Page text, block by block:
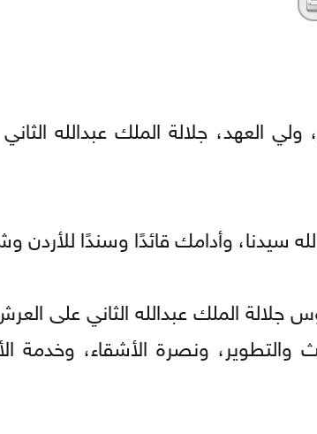
العهد، جلالة الملك عبدالله
وأدامك قائدًا وسندًا للأردن
جلالة الملك عبدالله الثاني على
والتطوير، ونصرة الأشقاء، وخدمة